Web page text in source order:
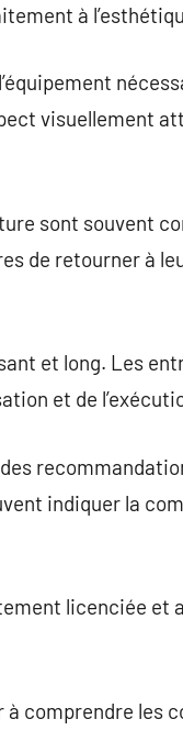
à
visuellement
sont souvent
de retourner à
et long. Les
et de
indiquer la
licenciée et
comprendre les